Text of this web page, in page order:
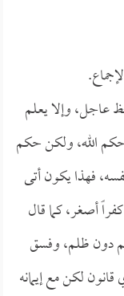
عاجل، وإلا يعلم
الله، ولكن حكم
فهذا يكون أتى
أصغر، كما قال
دون ظلم، وفسق
لكن مع إيمانه